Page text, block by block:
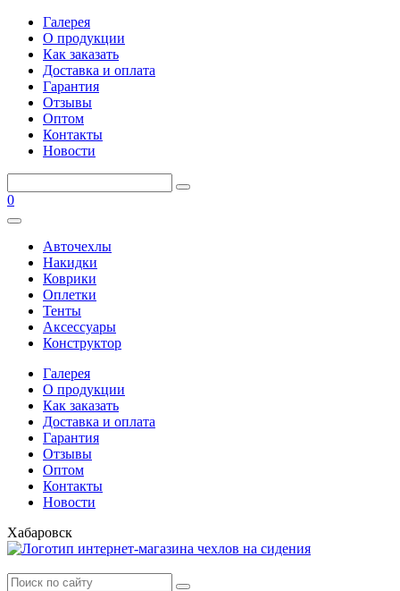
Галерея
О продукции
Как заказать
Доставка и оплата
Гарантия
Отзывы
Оптом
Контакты
Новости
0
Авточехлы
Накидки
Коврики
Оплетки
Тенты
Аксессуары
Конструктор
Галерея
О продукции
Как заказать
Доставка и оплата
Гарантия
Отзывы
Оптом
Контакты
Новости
Хабаровск